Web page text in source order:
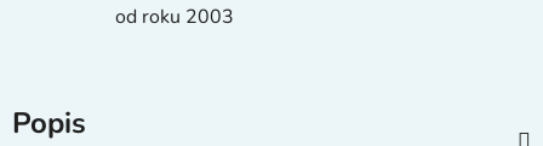
od roku 2003
Popis